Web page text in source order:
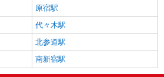
原宿駅
代々木駅
北参道駅
南新宿駅